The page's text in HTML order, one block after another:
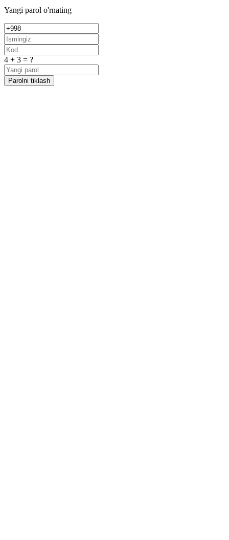
Yangi parol o'rnating
4 + 3 = ?
Parolni tiklash